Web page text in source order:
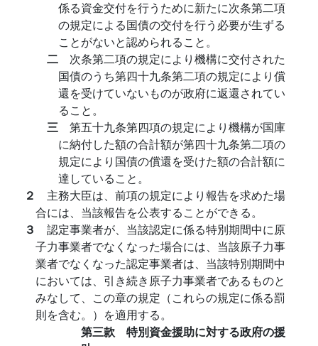
係る資金交付を行うために新たに次条第二項
の規定による国債の交付を行う必要が生ずる
ことがないと認められること。
二 次条第二項の規定により機構に交付された
国債のうち第四十九条第二項の規定により償
還を受けていないものが政府に返還されてい
ること。
三 第五十九条第四項の規定により機構が国庫
に納付した額の合計額が第四十九条第二項の
規定により国債の償還を受けた額の合計額に
達していること。
２ 主務大臣は、前項の規定により報告を求めた場
合には、当該報告を公表することができる。
３ 認定事業者が、当該認定に係る特別期間中に原
子力事業者でなくなった場合には、当該原子力事
業者でなくなった認定事業者は、当該特別期間中
においては、引き続き原子力事業者であるものと
みなして、この章の規定（これらの規定に係る罰
則を含む。）を適用する。
第三款 特別資金援助に対する政府の援